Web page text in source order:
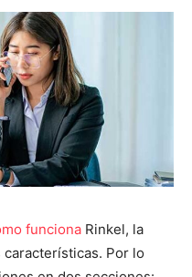
funciona Rinkel, la
Por lo